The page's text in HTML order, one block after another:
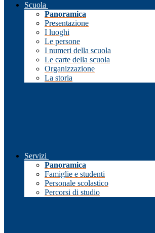
Scuola
Panoramica
Presentazione
I luoghi
Le persone
I numeri della scuola
Le carte della scuola
Organizzazione
La storia
Servizi
Panoramica
Famiglie e studenti
Personale scolastico
Percorsi di studio